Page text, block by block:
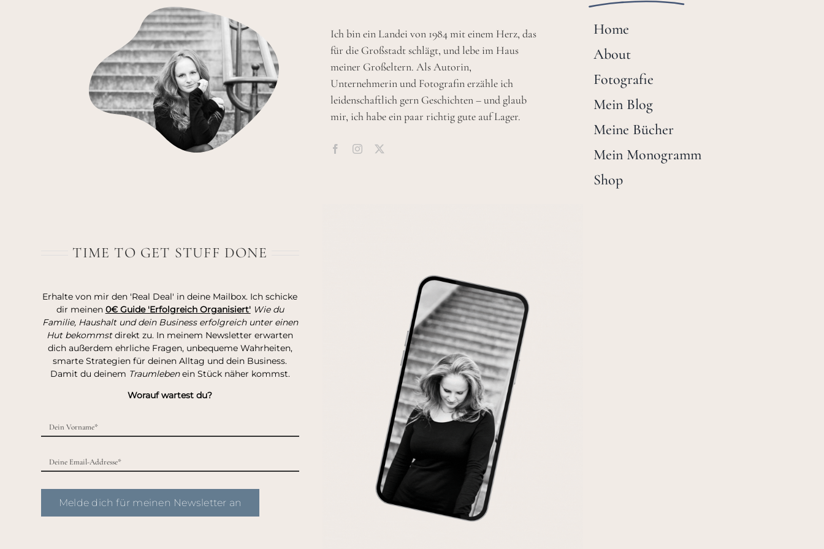
Ich bin ein Landei von 1984 mit einem Herz, das
für die Großstadt schlägt, und lebe im Haus
meiner Großeltern. Als Autorin,
Unternehmerin und Fotografin erzähle ich
leidenschaftlich gern Geschichten – und glaub
mir, ich habe ein paar richtig gute auf Lager.
Home
About
Fotografie
Mein Blog
Meine Bücher
Mein Monogramm
Shop
TIME TO GET STUFF DONE
Erhalte von mir den 'Real Deal' in deine Mailbox. Ich schicke
dir meinen 0€ Guide 'Erfolgreich Organisiert' Wie du
Familie, Haushalt und dein Business erfolgreich unter einen
Hut bekommstdirekt zu. In meinem Newsletter erwarten
dich außerdem ehrliche Fragen, unbequeme Wahrheiten,
smarte Strategien für deinen Alltag und dein Business.
Damit du deinem Traumlebenein Stück näher kommst.
Worauf wartest du?
Melde dich für meinen Newsletter an